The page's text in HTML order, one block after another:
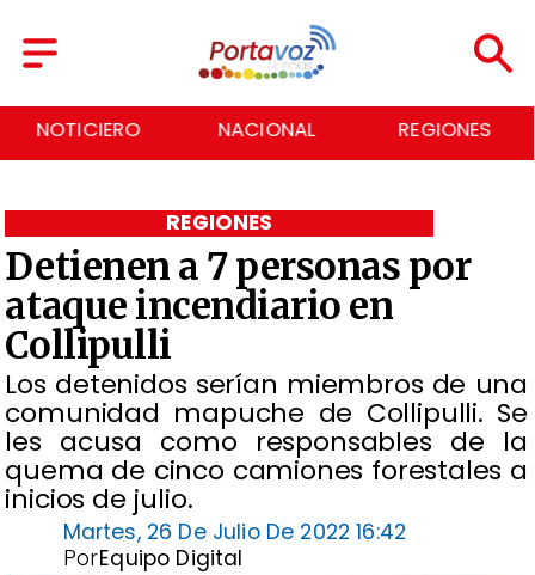
NACIONAL REGIONES ECONOMÍA
Detienen a 7 personas por
ataque incendiario en
Collipulli
Los detenidos serían miembros de una
comunidad mapuche de Collipulli. Se
les acusa como responsables de la
quema de cinco camiones forestales a
inicios de julio.
REGIONES
Martes, 26 De Julio De 2022 16:42
Equipo Digital
Por